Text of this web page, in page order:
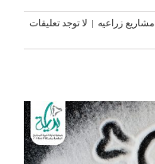
مشاريع زراعيه | لا توجد تعليقات